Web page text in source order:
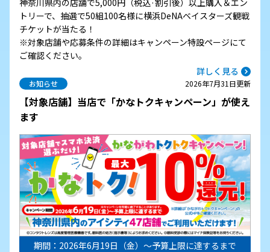
神奈川県内の店舗で5,000円（税込·割引後）以上購入＆エン
トリーで、抽選で50組100名様に横浜DeNAベイスターズ観戦
チケットが当たる！
※対象店舗や応募条件の詳細はキャンペーン特設ページにて
ご確認ください。
詳しく見る
お知らせ 2026年7月31日更新
【対象店舗】当店で「かなトクキャンペーン」が使え
ます
期間：2026年6月19日（金）～予算上限に達するまで